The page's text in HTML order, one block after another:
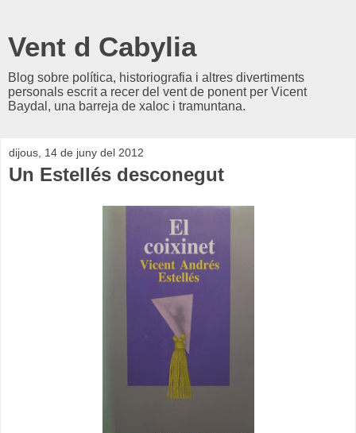
Vent d Cabylia
Blog sobre política, historiografia i altres divertiments
personals escrit a recer del vent de ponent per Vicent
Baydal, una barreja de xaloc i tramuntana.
dijous, 14 de juny del 2012
Un Estellés desconegut